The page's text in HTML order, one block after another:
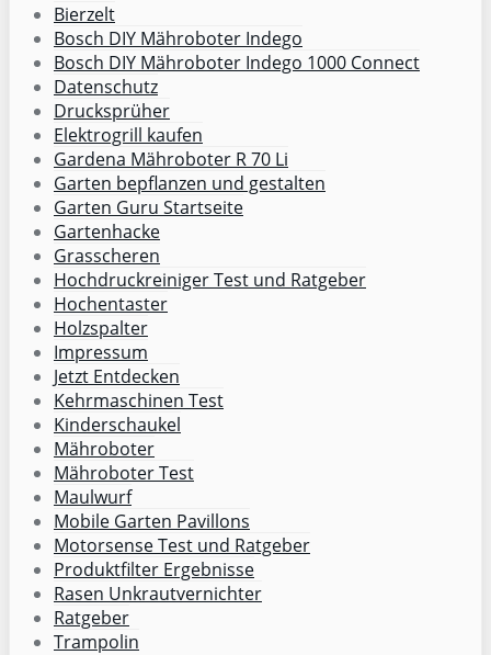
Bierzelt
Bosch DIY Mähroboter Indego
Bosch DIY Mähroboter Indego 1000 Connect
Datenschutz
Drucksprüher
Elektrogrill kaufen
Gardena Mähroboter R 70 Li
Garten bepflanzen und gestalten
Garten Guru Startseite
Gartenhacke
Grasscheren
Hochdruckreiniger Test und Ratgeber
Hochentaster
Holzspalter
Impressum
Jetzt Entdecken
Kehrmaschinen Test
Kinderschaukel
Mähroboter
Mähroboter Test
Maulwurf
Mobile Garten Pavillons
Motorsense Test und Ratgeber
Produktfilter Ergebnisse
Rasen Unkrautvernichter
Ratgeber
Trampolin